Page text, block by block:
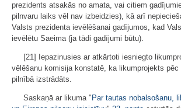
prezidents atsakās no amata, vai citiem
pilnvaru laiks vēl nav izbeidzies), kā arī
Valsts prezidenta ievēlēšanai gadījumos, kad
ievēlētu Saeima (ja tādi gadījumi būtu).
[21] Iepazinusies ar atkārtoti iesniegto
vēlēšanu komisija konstatē, ka likumprojekts pēc
pilnībā izstrādāts.
Saskaņā ar likuma "Par tautas nobalsošanu,